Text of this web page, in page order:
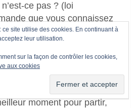
ce pas ? (loi
que vous connaissez
me dire plus facile à dire
? Certes, mais il y a aussi
où l’on ne peut accepter
quoi. Ce n’est pas
moment pour partir,
site utilise des cookies. En continuant à
leur utilisation.
sur la façon de contrôler les cookies,
aux cookies